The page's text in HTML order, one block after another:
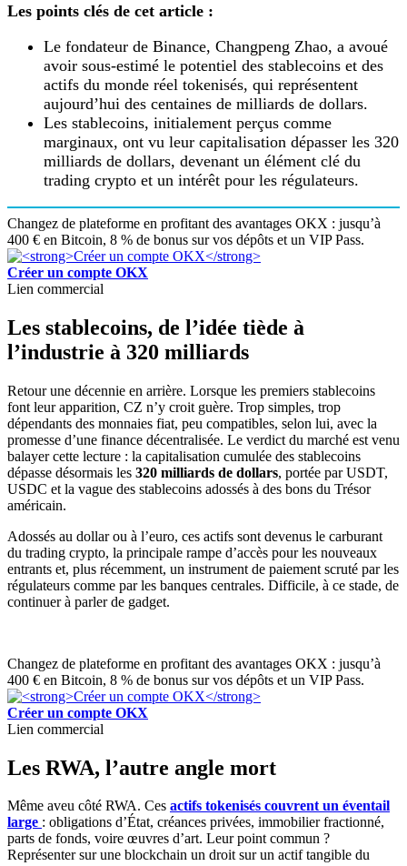
Les points clés de cet article :
Le fondateur de Binance, Changpeng Zhao, a avoué
avoir sous-estimé le potentiel des stablecoins et des
actifs du monde réel tokenisés, qui représentent
aujourd’hui des centaines de milliards de dollars.
Les stablecoins, initialement perçus comme
marginaux, ont vu leur capitalisation dépasser les 320
milliards de dollars, devenant un élément clé du
trading crypto et un intérêt pour les régulateurs.
Changez de plateforme en profitant des avantages OKX : jusqu’à
400 € en Bitcoin, 8 % de bonus sur vos dépôts et un VIP Pass.
Créer un compte OKX
Lien commercial
Les stablecoins, de l’idée tiède à
l’industrie à 320 milliards
Retour une décennie en arrière. Lorsque les premiers stablecoins
font leur apparition, CZ n’y croit guère. Trop simples, trop
dépendants des monnaies fiat, peu compatibles, selon lui, avec la
promesse d’une finance décentralisée. Le verdict du marché est venu
balayer cette lecture : la capitalisation cumulée des stablecoins
dépasse désormais les 320 milliards de dollars, portée par USDT,
USDC et la vague des stablecoins adossés à des bons du Trésor
américain.
Adossés au dollar ou à l’euro, ces actifs sont devenus le carburant
du trading crypto, la principale rampe d’accès pour les nouveaux
entrants et, plus récemment, un instrument de paiement scruté par les
régulateurs comme par les banques centrales. Difficile, à ce stade, de
continuer à parler de gadget.
Changez de plateforme en profitant des avantages OKX : jusqu’à
400 € en Bitcoin, 8 % de bonus sur vos dépôts et un VIP Pass.
Créer un compte OKX
Lien commercial
Les RWA, l’autre angle mort
Même aveu côté RWA. Ces actifs tokenisés couvrent un éventail
large : obligations d’État, créances privées, immobilier fractionné,
parts de fonds, voire œuvres d’art. Leur point commun ?
Représenter sur une blockchain un droit sur un actif tangible du